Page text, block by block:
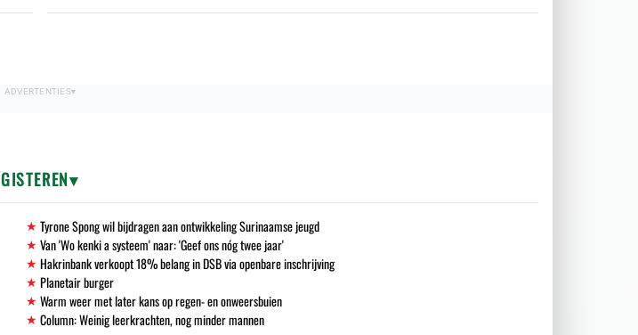
GISTEREN
Tyrone Spong wil bijdragen aan ontwikkeling Surinaamse jeugd
Van 'Wo kenki a systeem' naar: 'Geef ons nóg twee jaar'
Hakrinbank verkoopt 18% belang in DSB via openbare inschrijving
Planetair burger
Warm weer met later kans op regen- en onweersbuien
Column: Weinig leerkrachten, nog minder mannen